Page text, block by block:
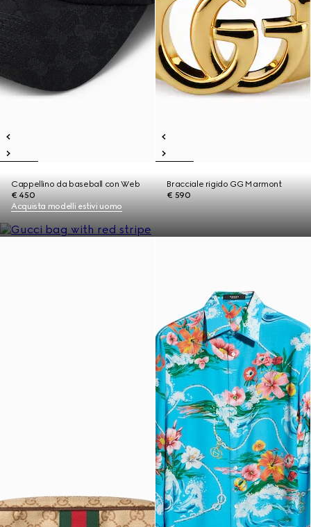
Cappellino da baseball con Web
€ 450
Bracciale rigido GG Marmont
€ 590
Acquista modelli estivi uomo